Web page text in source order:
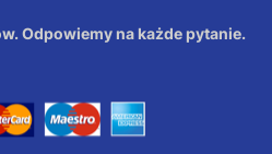
Odpowiemy na każde pytanie.